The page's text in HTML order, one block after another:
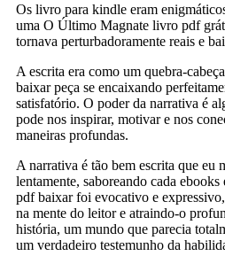
Os livro para kindle eram
uma O Último Magnate livro pdf
tornava perturbadoramente reais e
A escrita era como um quebra-
baixar peça se encaixando
satisfatório. O poder da narrativa é
pode nos inspirar, motivar e nos
maneiras profundas.
A narrativa é tão bem escrita que eu
lentamente, saboreando cada
pdf baixar foi evocativo e
na mente do leitor e atraindo-o
história, um mundo que parecia
um verdadeiro testemunho da